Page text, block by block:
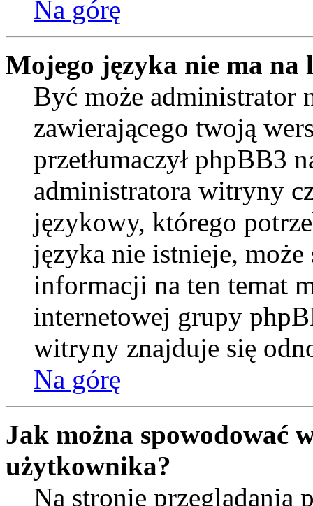
Na górę
Mojego języka nie ma na
Być może administrator
zawierającego twoją
przetłumaczył phpBB3
administratora witryny
językowy, którego
języka nie istnieje,
informacji na ten temat
internetowej grupy
witryny znajduje się
Na górę
Jak można spowodować
użytkownika?
Na stronie przeglądania